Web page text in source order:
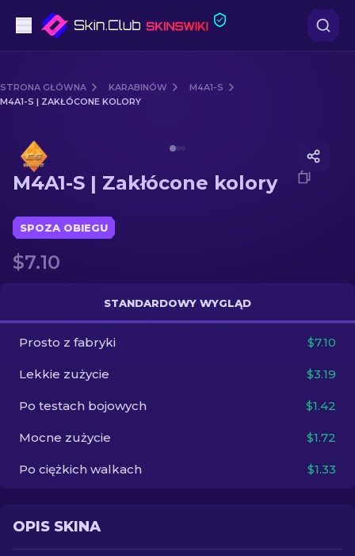
Średni poziom
karabinów snajperskich
Noże
rękawiczek
Inne
STRONA GŁÓWNA KARABINÓW
M4A1-S
M4A1-S | ZAKŁÓCONE KOLORY
M4A1-S | Zakłócone kolory
SPOZA OBIEGU
$7.10
STANDARDOWY WYGLĄD
Prosto z fabryki $7.10
Lekkie zużycie $3.19
Po testach bojowych $1.42
Mocne zużycie $1.72
Po ciężkich walkach $1.33
OPIS SKINA